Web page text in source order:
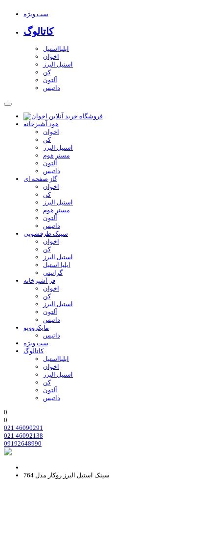
ست ویژه
کاتالوگ
ایلیااستیل
اخوان
استیل البرز
کن
آلتون
داتیس
هود آشپزخانه
اخوان
کن
استیل البرز
مستر هوم
آلتون
داتیس
گاز صفحه ای
اخوان
کن
استیل البرز
مستر هوم
آلتون
داتیس
سینک ظرفشویی
اخوان
کن
استیل البرز
ایلیا استیل
گرانیتی
فر آشپزخانه
اخوان
کن
استیل البرز
آلتون
داتیس
مایکروویو
داتیس
ست ویژه
کاتالوگ
ایلیااستیل
اخوان
استیل البرز
کن
آلتون
داتیس
0
0
021 46090291
021 46092138
09192648990
سینک استیل البرز روکار مدل 764